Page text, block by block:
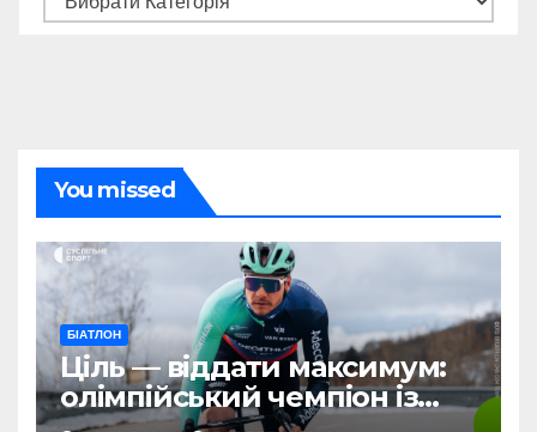
You missed
БІАТЛОН
Ціль — віддати максимум:
олімпійський чемпіон із